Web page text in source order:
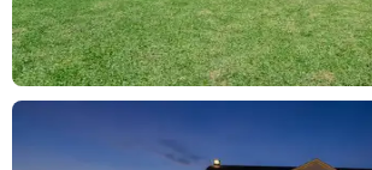
Las reservas se toman exclusivamente en la
matriculado CMCPDJLP 7339 / CMCPDJLP